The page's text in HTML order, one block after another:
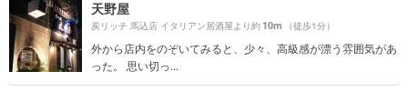
天野屋
炭リッチ 馬込店 イタリアン居酒屋より約10m （徒歩1分）
外から店内をのぞいてみると、少々、高級感が漂う雰囲気があ
った。 思い切っ...